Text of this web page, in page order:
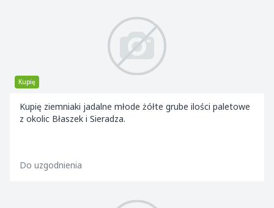
Kupię
Kupię ziemniaki jadalne młode żółte grube ilości paletowe
z okolic Błaszek i Sieradza.
Do uzgodnienia